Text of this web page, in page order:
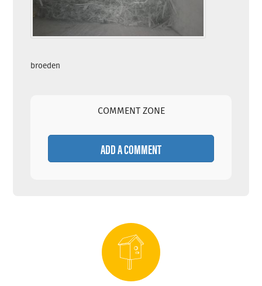
broeden
COMMENT ZONE
ADD A COMMENT